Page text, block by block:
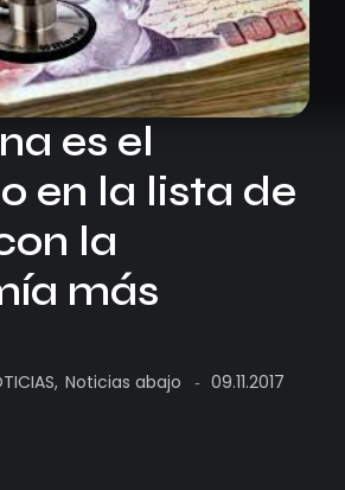
es el
en la lista de
la
más
, Noticias abajo - 09.11.2017